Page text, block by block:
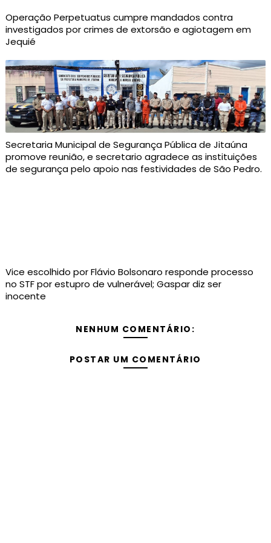
Operação Perpetuatus cumpre mandados contra
investigados por crimes de extorsão e agiotagem em
Jequié
Secretaria Municipal de Segurança Pública de Jitaúna
promove reunião, e secretario agradece as instituições
de segurança pelo apoio nas festividades de São Pedro.
Vice escolhido por Flávio Bolsonaro responde processo
no STF por estupro de vulnerável; Gaspar diz ser
inocente
NENHUM COMENTÁRIO:
POSTAR UM COMENTÁRIO